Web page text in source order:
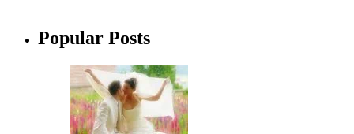
Popular Posts